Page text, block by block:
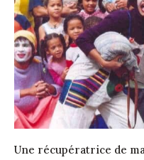
Une récupératrice de